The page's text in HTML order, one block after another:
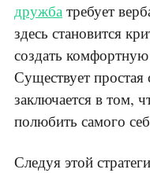
дружба требует
здесь становится
создать
Существует простая
заключается в том,
полюбить самого
Следуя этой